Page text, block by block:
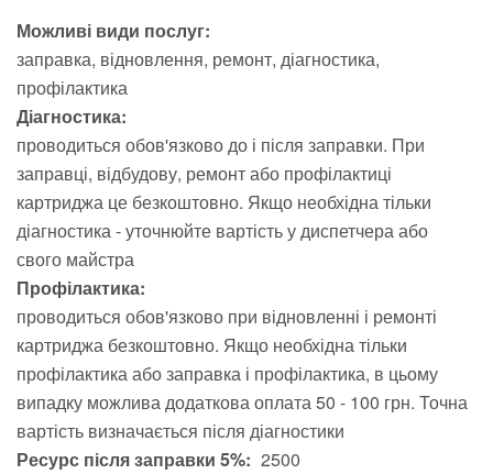
Можливі види послуг:
заправка відновлення ремонт діагностика
профілактика
Діагностика:
проводиться обов'язково до і після заправки. При
заправці, відбудову, ремонт або профілактиці
картриджа це безкоштовно. Якщо необхідна тільки
діагностика - уточнюйте вартість у диспетчера або
свого майстра
Профілактика:
проводиться обов'язково при відновленні і ремонті
картриджа безкоштовно. Якщо необхідна тільки
профілактика або заправка і профілактика, в цьому
випадку можлива додаткова оплата 50 - 100 грн. Точна
вартість визначається після діагностики
Ресурс після заправки 5%: 2500